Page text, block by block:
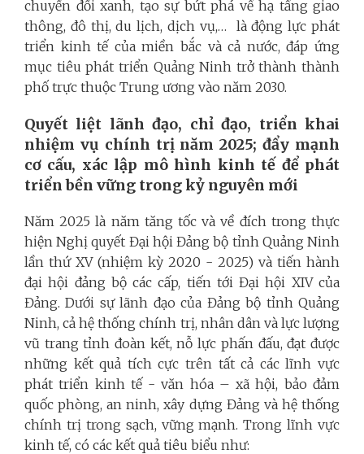
chuyển đổi xanh, tạo sự bứt phá về hạ tầng giao
thông, đô thị, du lịch, dịch vụ,… là động lực phát
triển kinh tế của miền bắc và cả nước, đáp ứng
mục tiêu phát triển Quảng Ninh trở thành thành
phố trực thuộc Trung ương vào năm 2030.
Quyết liệt lãnh đạo, chỉ đạo, triển khai
nhiệm vụ chính trị năm 2025; đẩy mạnh
cơ cấu, xác lập mô hình kinh tế để phát
triển bền vững trong kỷ nguyên mới
Năm 2025 là năm tăng tốc và về đích trong thực
hiện Nghị quyết Đại hội Đảng bộ tỉnh Quảng Ninh
lần thứ XV (nhiệm kỳ 2020 - 2025) và tiến hành
đại hội đảng bộ các cấp, tiến tới Đại hội XIV của
Đảng. Dưới sự lãnh đạo của Đảng bộ tỉnh Quảng
Ninh, cả hệ thống chính trị, nhân dân và lực lượng
vũ trang tỉnh đoàn kết, nỗ lực phấn đấu, đạt được
những kết quả tích cực trên tất cả các lĩnh vực
phát triển kinh tế - văn hóa – xã hội, bảo đảm
quốc phòng, an ninh, xây dựng Đảng và hệ thống
chính trị trong sạch, vững mạnh. Trong lĩnh vực
kinh tế, có các kết quả tiêu biểu như: